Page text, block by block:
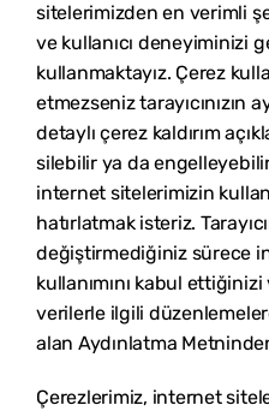
sitelerimizden en verimli
ve kullanıcı deneyiminizi
kullanmaktayız. Çerez
etmezseniz tarayıcınızın
detaylı çerez kaldırım
silebilir ya da
internet sitelerimizin
hatırlatmak isteriz.
değiştirmediğiniz sürece
kullanımını kabul
verilerle ilgili
alan Aydınlatma
Çerezlerimiz, internet